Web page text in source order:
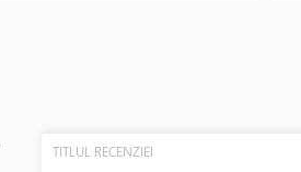
TITLUL RECENZIEI